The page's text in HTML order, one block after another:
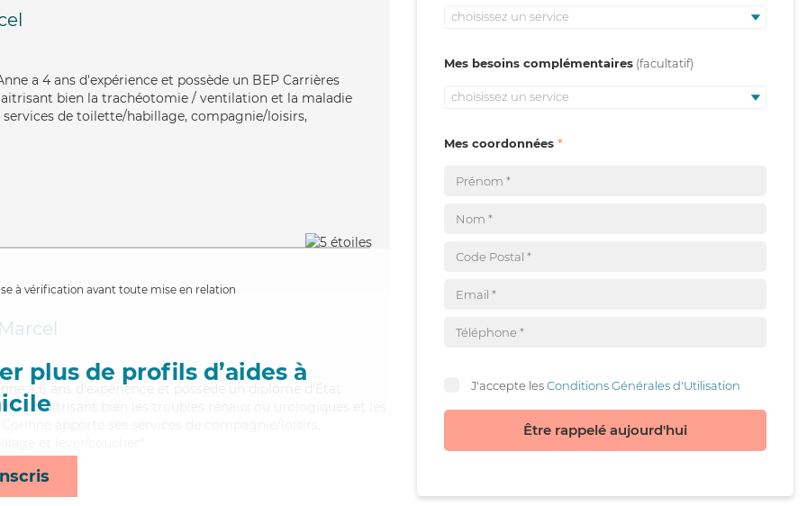
a 4 ans d'expérience et possède un BEP Carrières
bien la trachéotomie / ventilation et la maladie
de toilette/habillage, compagnie/loisirs,
à vérification avant toute mise en relation
plus de profils d’aides à
a 6 ans d'expérience et possède un diplôme d'État
Maitrisant bien les troubles rénaux ou urologiques et les
choisissez un service
Mes besoins complémentaires
choisissez un service
Mes coordonnées
J'accepte lesConditions Générales d'Utilisation
Être rappelé aujourd'hui